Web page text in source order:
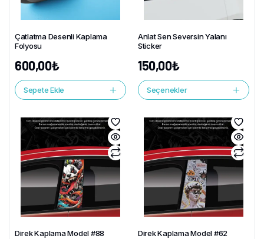
Çatlatma Desenli Kaplama
Folyosu
600,00₺
Sepete Ekle
Anlat Sen Seversin Yalanı
Sticker
150,00₺
Seçenekler
Direk Kaplama Model #88 Direk Kaplama Model #62